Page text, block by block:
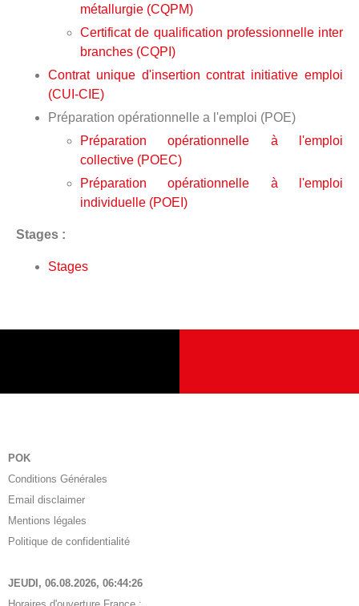
métallurgie (CQPM)
Certificat de qualification professionnelle inter
branches (CQPI)
Contrat unique d'insertion contrat initiative emploi
(CUI-CIE)
Préparation opérationnelle a l'emploi (POE)
Préparation opérationnelle à l'emploi
collective (POEC)
Préparation opérationnelle à l'emploi
individuelle (POEI)
Stages :
Stages
POK
Conditions Générales
Email disclaimer
Mentions légales
Politique de confidentialité
JEUDI, 06.08.2026, 06:44:26